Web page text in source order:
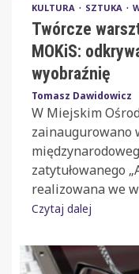
KULTURA SZTUKA
Twórcze
MOKiS:
wyobraźnię
Tomasz Dawidowicz
W Miejskim
zainaugurowano
zatytułowanego
realizowana we
Czytaj dalej